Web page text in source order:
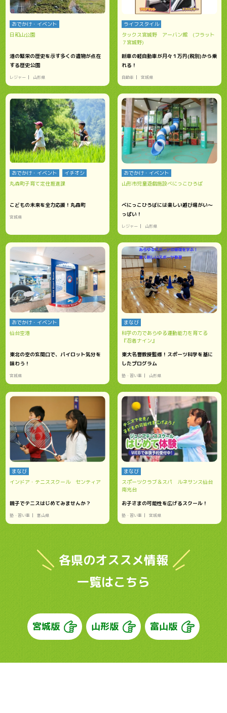
おでかけ・イベント
日和山公園
港の繁栄の歴史を示す多くの遺物が点在
する歴史公園
レジャー 山形県
ライフスタイル
タックス宮城野 アーバン館 (フラット
７宮城野)
新車の軽自動車が月々１万円(税別)から乗
れる！
自動車 宮城県
おでかけ・イベント
イチオシ
丸森町子育て定住推進課
こどもの未来を全力応援！丸森町
宮城県
おでかけ・イベント
山形市児童遊戯施設べにっこひろば
べにっこひろばには楽しい遊び場がい～
っぱい！
レジャー 山形県
おでかけ・イベント
仙台空港
東北の空の玄関口で、パイロット気分を
味わう！
宮城県
まなび
科学の力であらゆる運動能力を育てる
『忍者ナイン』
東大名誉教授監修！スポーツ科学を基に
したプログラム
塾・習い事 山形県
まなび
インドア・テニススクール センティア
親子でテニスはじめてみませんか？
塾・習い事 富山県
まなび
スポーツクラブ＆スパ ルネサンス仙台
南光台
お子さまの可能性を広げるスクール！
塾・習い事 宮城県
各県のオススメ情報
一覧はこちら
宮城版 山形版 富山版